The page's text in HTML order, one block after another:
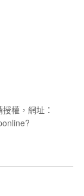
權，網址：